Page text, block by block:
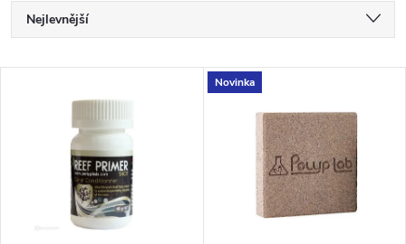
Ř
a
Nejlevnější
Abecedně
Novinka